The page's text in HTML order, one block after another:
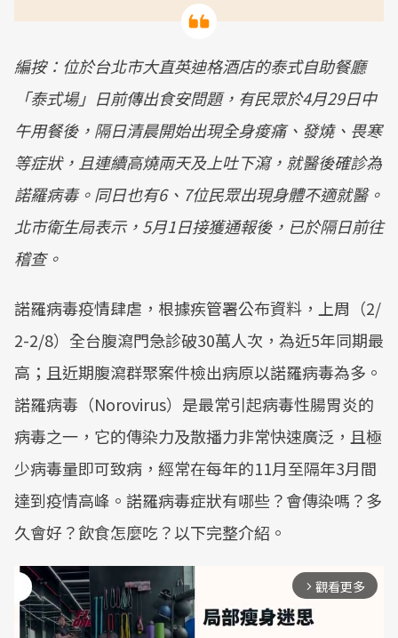
編按：位於台北市大直英迪格酒店的泰式自助餐廳
「泰式場」日前傳出食安問題，有民眾於4月29日中
午用餐後，隔日清晨開始出現全身痠痛、發燒、畏寒
等症狀，且連續高燒兩天及上吐下瀉，就醫後確診為
諾羅病毒。同日也有6、7位民眾出現身體不適就醫。
北市衛生局表示，5月1日接獲通報後，已於隔日前往
稽查。
諾羅病毒疫情肆虐，根據疾管署公布資料，上周（2/
2-2/8）全台腹瀉門急診破30萬人次，為近5年同期最
高；且近期腹瀉群聚案件檢出病原以諾羅病毒為多。
諾羅病毒（Norovirus）是最常引起病毒性腸胃炎的
病毒之一，它的傳染力及散播力非常快速廣泛，且極
少病毒量即可致病，經常在每年的11月至隔年3月間
達到疫情高峰。諾羅病毒症狀有哪些？會傳染嗎？多
久會好？飲食怎麼吃？以下完整介紹。
arrow_forward_ios 觀看更多